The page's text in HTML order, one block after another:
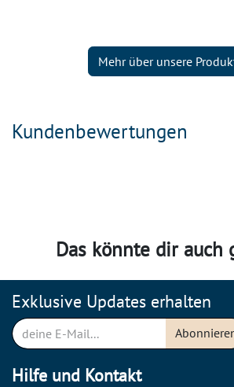
Mehr über unsere
Kundenbewertungen
Das könnte dir auch
Hilfe und Kontakt
Exklusive Updates erhalten